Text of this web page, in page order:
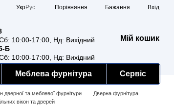
УкрРус Порівняння Бажання Вхід
10:00-17:00, Нд: Вихідний
Б
10:00-17:00, Нд: Вихідний
Мій кошик
Меблева фурнітура Сервіс
дверної та меблевої фурнітури
Дверна фурнітура
вікон та дверей